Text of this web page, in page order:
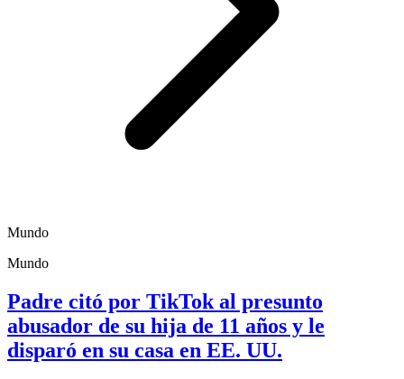
Mundo
Mundo
Padre citó por TikTok al presunto
abusador de su hija de 11 años y le
disparó en su casa en EE. UU.